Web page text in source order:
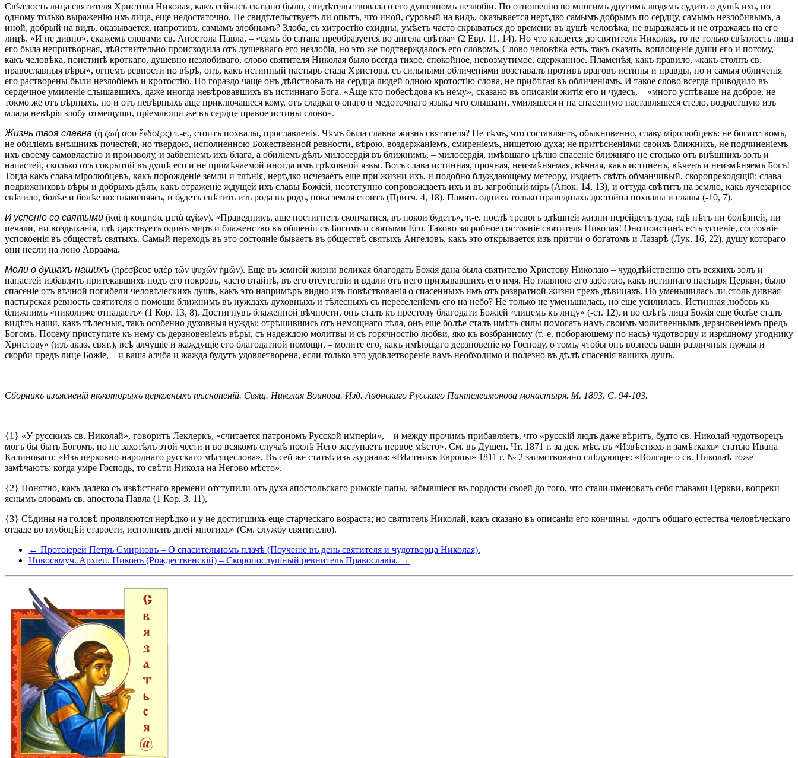
Свѣтлость лица святителя Христова Николая, какъ сейчасъ сказано было, свидѣтельствовала о его душевномъ незлобіи. По отношенію во многимъ другимъ людямъ судить о душѣ ихъ, по
одному только выраженію ихъ лица, еще недостаточно. Не свидѣтельствуетъ ли опытъ, что иной, суровый на видъ, оказывается нерѣдко самымъ добрымъ по сердцу, самымъ незлобивымъ, а
иной, добрый на видъ, оказывается, напротивъ, самымъ злобнымъ? Злоба, съ хитростію ехидны, умѣетъ часто скрываться до времени въ душѣ человѣка, не выражаясь и не отражаясь на его
лицѣ. «И не дивно», скажемъ словами св. Апостола Павла, – «самъ бо сатана преобразуется во ангела свѣтла» (2 Евр. 11, 14). Но что касается до святителя Николая, то не только свѣтлость лица
его была непритворная, дѣйствительно происходила отъ душевнаго его незлобія, но это же подтверждалось его словомъ. Слово человѣка есть, такъ сказать, воплощеніе души его и потому,
какъ человѣка, поистинѣ кроткаго, душевно незлобиваго, слово святителя Николая было всегда тихое, спокойное, невозмутимое, сдержанное. Пламенѣя, какъ правило, «какъ столпъ св.
православныя вѣры», огнемъ ревности по вѣрѣ, онъ, какъ истинный пастырь стада Христова, съ сильными обличеніями возставалъ противъ враговъ истины и правды, но и самыя обличенія
его растворены были незлобіемъ и кротостію. Но гораздо чаще онъ дѣйствовалъ на сердца людей одною кротостію слова, не прибѣгая въ обличеніямъ. И такое слово всегда приводило въ
сердечное умиленіе слышавшихъ, даже иногда невѣровавшихъ въ истиннаго Бога. «Аще кто побесѣдова къ нему», сказано въ описаніи житія его и чудесъ, – «много успѣваше на доброе, не
токмо же отъ вѣрныхъ, но и отъ невѣрныхъ аще приключашеся кому, отъ сладкаго онаго и медоточнаго языка что слышати, умиляшеся и на спасенную наставляшеся стезю, возрастшую изъ
млада невѣрія злобу отмещущи, пріемлющи же въ сердце правое истины слово».
Жизнь твоя славна (ἡ ζωή σου ἔνδοξος) т.-е., стоитъ похвалы, прославленія. Чѣмъ была славна жизнь святителя? Не тѣмъ, что составляетъ, обыкновенно, славу міролюбцевъ: не богатствомъ,
не обиліемъ внѣшнихъ почестей, но твердою, исполненною Божественной ревности, вѣрою, воздержаніемъ, смиреніемъ, нищетою духа; не притѣсненіями своихъ ближнихъ, не подчиненіемъ
ихъ своему самовластію и произволу, и забвеніемъ ихъ блага, а обиліемъ дѣлъ милосердія въ ближнимъ, – милосердія, имѣвшаго цѣлію спасеніе ближняго не столько отъ внѣшнихъ золъ и
напастей, сколько отъ сокрытой въ душѣ его и не примѣчаемой иногда имъ грѣховной язвы. Вотъ слава истинная, прочная, неизмѣняемая, вѣчная, какъ истиненъ, вѣченъ и неизмѣняемъ Богъ!
Тогда какъ слава міролюбцевъ, какъ порожденіе земли и тлѣнія, нерѣдко исчезаетъ еще при жизни ихъ, и подобно блуждающему метеору, издаетъ свѣтъ обманчивый, скоропреходящій: слава
подвижниковъ вѣры и добрыхъ дѣлъ, какъ отраженіе ждущей ихъ славы Божіей, неотступно сопровождаетъ ихъ и въ загробный міръ (Апок. 14, 13), и оттуда свѣтитъ на землю, какь лучезарное
свѣтило, болѣе и болѣе воспламеняясь, и будетъ свѣтить изъ рода въ родъ, пока земля стоитъ (Притч. 4, 18). Память однихъ только праведныхъ достойна похвалы и славы (-10, 7).
И успеніе со святыми (καὶ ἡ κοίμησις μετὰ ἁγίων). «Праведникъ, аще постигнетъ скончатися, въ покои будетъ», т.-е. послѣ тревогъ здѣшней жизни перейдетъ туда, гдѣ нѣтъ ни болѣзней, ни
печали, ни воздыханія, гдѣ царствуетъ одинъ миръ и блаженство въ общеніи съ Богомъ и святыми Его. Таково загробное состояніе святителя Николая! Оно поистинѣ есть успеніе, состояніе
успокоенія въ обществѣ святыхъ. Самый переходъ въ это состояніе бываетъ въ обществѣ святыхъ Ангеловъ, какъ это открывается изъ притчи о богатомъ и Лазарѣ (Лук. 16, 22), душу котораго
они несли на лоно Авраама.
Моли о душахъ нашихъ (πρέσβευε ὑπὲρ τῶν ψυχῶν ἡμῶν). Еще въ земной жизни великая благодать Божія дана была святителю Христову Николаю – чудодѣйственно отъ всякихъ золъ и
напастей избавлять притекавшихъ подъ его покровъ, часто втайнѣ, въ его отсутствіи и вдали отъ него призывавшихъ его имя. Но главною его заботою, какъ истиннаго пастыря Церкви, было
спасеніе отъ вѣчной погибели человѣческихъ душъ, какъ это напримѣръ видно изъ повѣствованія о спасенныхъ имъ отъ развратной жизни трехъ дѣвицахъ. Но уменьшилась ли столь дивная
пастырская ревность святителя о помощи ближнимъ въ нуждахъ духовныхъ и тѣлесныхъ съ переселеніемъ его на небо? Не только не уменьшилась, но еще усилилась. Истинная любовь къ
ближнимъ «николиже отпадаетъ» (1 Кор. 13, 8). Достигнувъ блаженной вѣчности, онъ сталъ къ престолу благодати Божіей «лицемъ къ лицу» (-ст. 12), и во свѣтѣ лица Божія еще болѣе сталъ
видѣть наши, какъ тѣлесныя, такъ особенно духовныя нужды; отрѣшившись отъ немощнаго тѣла, онъ еще болѣе сталъ имѣть силы помогать намъ своимъ молитвеннымъ дерзновеніемъ предъ
Богомъ. Посему приступите къ нему съ дерзновеніемъ вѣры, съ надеждою молитвы и съ горячностію любви, яко къ возбранному (т.-е. поборающему по насъ) чудотворцу и изрядному угоднику
Христову» (изъ акаѳ. свят.), всѣ алчущіе и жаждущіе его благодатной помощи, – молите его, какъ имѣющаго дерзновеніе ко Господу, о томъ, чтобы онъ вознесъ ваши различныя нужды и
скорби предъ лице Божіе, – и ваша алчба и жажда будутъ удовлетворена, если только это удовлетвореніе вамъ необходимо и полезно въ дѣлѣ спасенія вашихъ душъ.
Сборникъ изъясненій нѣкоторыхъ церковныхъ пѣснопеній. Свящ. Николая Воинова. Изд. Аѳонскаго Русскаго Пантелеимонова монастыря. М. 1893. С. 94-103.
{1} «У русскихъ св. Николай», говоритъ Леклеркъ, «считается патрономъ Русской имперіи», – и между прочимъ прибавляетъ, что «русскій людъ даже вѣритъ, будто св. Николай чудотворецъ
могъ бы быть Богомъ, но не захотѣлъ этой чести и во всякомъ случаѣ послѣ Него заступаетъ первое мѣсто». См. въ Душеп. Чт. 1871 г. за дек. мѣс. въ «Извѣстіяхъ и замѣткахъ» статью Ивана
Калиноваго: «Изъ церковно-народнаго русскаго мѣсяцеслова». Въ сей же статьѣ изъ журнала: «Вѣстникъ Европы» 1811 г. № 2 заимствовано слѣдующее: «Волгаре о св. Николаѣ тоже
замѣчаютъ: когда умре Господь, то свѣти Никола на Негово мѣсто».
{2} Понятно, какъ далеко съ извѣстнаго времени отступили отъ духа апостольскаго римскіе папы, забывшіеся въ гордости своей до того, что стали именовать себя главами Церкви, вопреки
яснымъ словамъ св. апостола Павла (1 Кор. 3, 11),
{3} Сѣдины на головѣ проявляются нерѣдко и у не достигшихъ еще старческаго возраста; но святитель Николай, какъ сказано въ описаніи его кончины, «долгъ общаго естества человѣческаго
отдаде во глубоцѣй старости, исполненъ дней многихъ» (См. службу святителю).
← Протоіерей Петръ Смирновъ – О спасительномъ плачѣ (Поученіе въ день святителя и чудотворца Николая).
Новосвмуч. Архіеп. Никонъ (Рождественскій) – Скоропослушный ревнитель Православія. →